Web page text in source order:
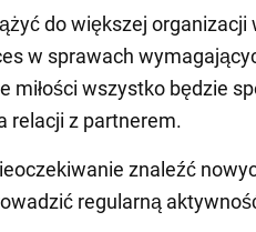
do większej organizacji
w sprawach
miłości wszystko będzie
relacji z partnerem.
znaleźć
regularną